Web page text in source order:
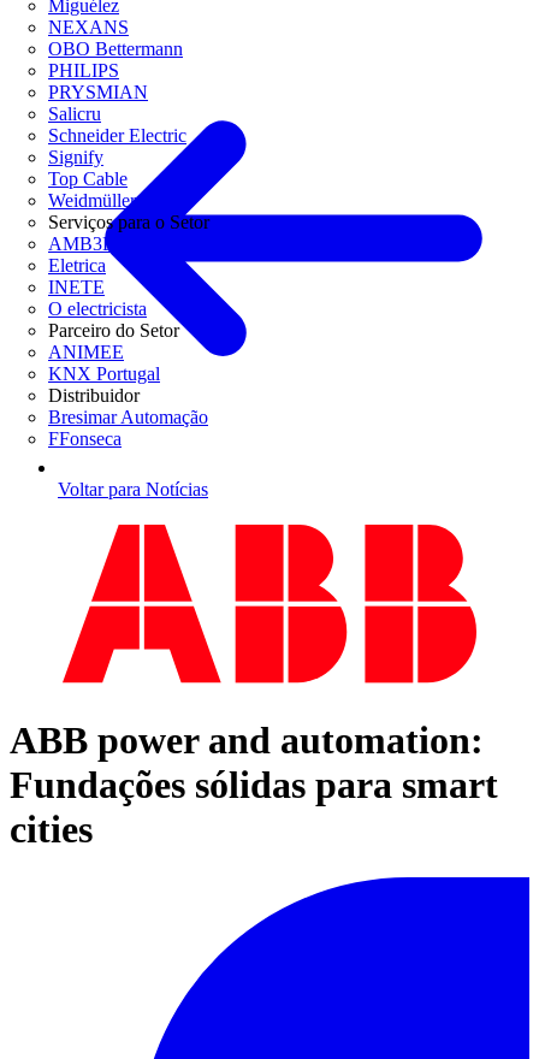
Miguélez
NEXANS
OBO Bettermann
PHILIPS
PRYSMIAN
Salicru
Schneider Electric
Signify
Top Cable
Weidmüller
Serviços para o Setor
AMB3E
Eletrica
INETE
O electricista
Parceiro do Setor
ANIMEE
KNX Portugal
Distribuidor
Bresimar Automação
FFonseca
Voltar para Notícias
ABB power and automation:
Fundações sólidas para smart
cities